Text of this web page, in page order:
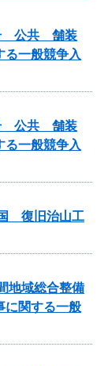
号 公共 舗装
る一般競争入
号 公共 舗装
る一般競争入
復旧治山工
地域総合整備
関する一般